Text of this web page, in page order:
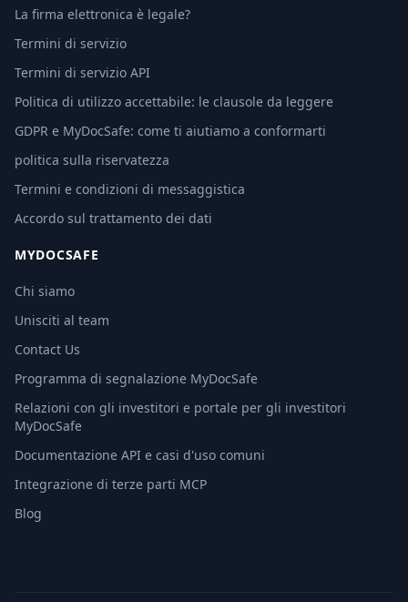
La firma elettronica è legale?
Termini di servizio
Termini di servizio API
Politica di utilizzo accettabile: le clausole da leggere
GDPR e MyDocSafe: come ti aiutiamo a conformarti
politica sulla riservatezza
Termini e condizioni di messaggistica
Accordo sul trattamento dei dati
MYDOCSAFE
Chi siamo
Unisciti al team
Contact Us
Programma di segnalazione MyDocSafe
Relazioni con gli investitori e portale per gli investitori
MyDocSafe
Documentazione API e casi d'uso comuni
Integrazione di terze parti MCP
Blog